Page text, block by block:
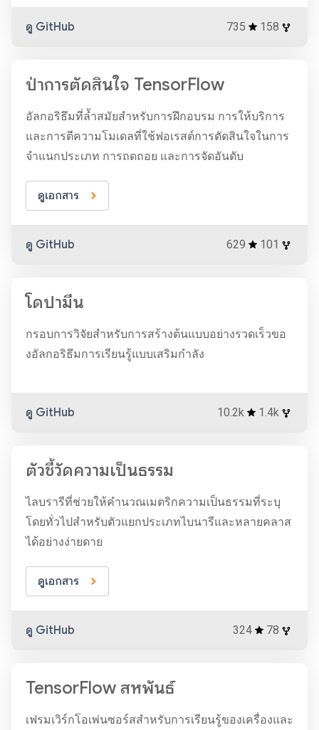
ดู GitHub 735 158
ป่าการตัดสินใจ TensorFlow
อัลกอริธึมที่ล้ำสมัยสำหรับการฝึกอบรม การให้บริการ
และการตีความโมเดลที่ใช้ฟอเรสต์การตัดสินใจในการ
จำแนกประเภท การถดถอย และการจัดอันดับ
ดูเอกสาร
ดู GitHub 629 101
โดปามีน
กรอบการวิจัยสำหรับการสร้างต้นแบบอย่างรวดเร็วขอ
งอัลกอริธึมการเรียนรู้แบบเสริมกำลัง
ดู GitHub 10.2k 1.4k
ตัวชี้วัดความเป็นธรรม
ไลบรารีที่ช่วยให้คำนวณเมตริกความเป็นธรรมที่ระบุ
โดยทั่วไปสำหรับตัวแยกประเภทไบนารีและหลายคลาส
ได้อย่างง่ายดาย
ดูเอกสาร
ดู GitHub 324 78
TensorFlow สหพันธ์
เฟรมเวิร์กโอเพ่นซอร์สสำหรับการเรียนรู้ของเครื่องและ